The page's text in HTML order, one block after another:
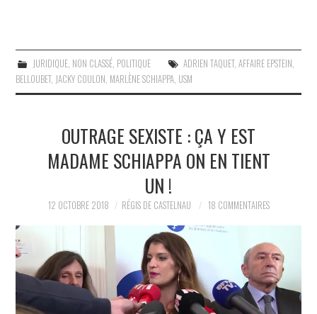
JURIDIQUE, NON CLASSÉ, POLITIQUE ADRIEN TAQUET, AFFAIRE EPSTEIN,
BELLOUBET, JACKY COULON, MARLÈNE SCHIAPPA, USM
OUTRAGE SEXISTE : ÇA Y EST
MADAME SCHIAPPA ON EN TIENT
UN !
12 OCTOBRE 2018 RÉGIS DE CASTELNAU 18 COMMENTAIRES